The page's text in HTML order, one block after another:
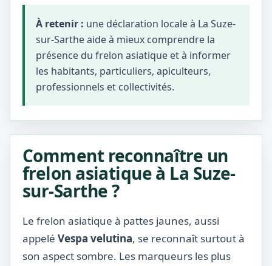
À retenir : une déclaration locale à La Suze-
sur-Sarthe aide à mieux comprendre la
présence du frelon asiatique et à informer
les habitants, particuliers, apiculteurs,
professionnels et collectivités.
Comment reconnaître un
frelon asiatique à La Suze-
sur-Sarthe ?
Le frelon asiatique à pattes jaunes, aussi
appelé Vespa velutina, se reconnaît surtout à
son aspect sombre. Les marqueurs les plus